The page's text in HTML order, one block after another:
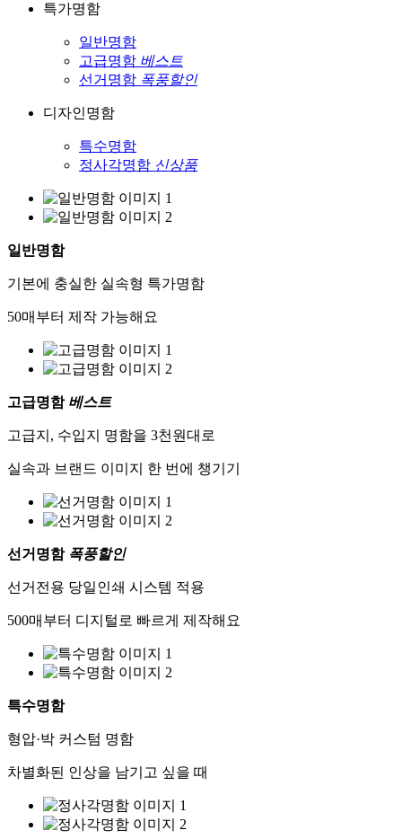
특가명함
일반명함
고급명함 베스트
선거명함 폭풍할인
디자인명함
특수명함
정사각명함 신상품
일반명함
기본에 충실한 실속형 특가명함
50매부터 제작 가능해요
고급명함 베스트
고급지, 수입지 명함을 3천원대로
실속과 브랜드 이미지 한 번에 챙기기
선거명함 폭풍할인
선거전용 당일인쇄 시스템 적용
500매부터 디지털로 빠르게 제작해요
특수명함
형압·박 커스텀 명함
차별화된 인상을 남기고 싶을 때